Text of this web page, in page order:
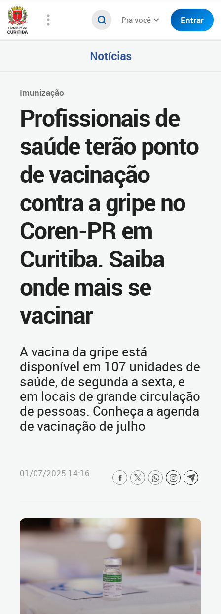
Pra você Entrar
Notícias
Imunização
Profissionais de
saúde terão ponto
de vacinação
contra a gripe no
Coren-PR em
Curitiba. Saiba
onde mais se
vacinar
A vacina da gripe está
disponível em 107 unidades de
saúde, de segunda a sexta, e
em locais de grande circulação
de pessoas. Conheça a agenda
de vacinação de julho
01/07/2025 14:16